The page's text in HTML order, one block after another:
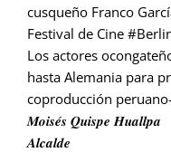
cusqueño Franco
Festival de Cine
Los actores
hasta Alemania para
coproducción
𝑴𝒐𝒊𝒔𝒆́𝒔 𝑸𝒖𝒊𝒔𝒑𝒆 𝑯𝒖𝒂𝒍𝒍𝒑𝒂
𝑨𝒍𝒄𝒂𝒍𝒅𝒆